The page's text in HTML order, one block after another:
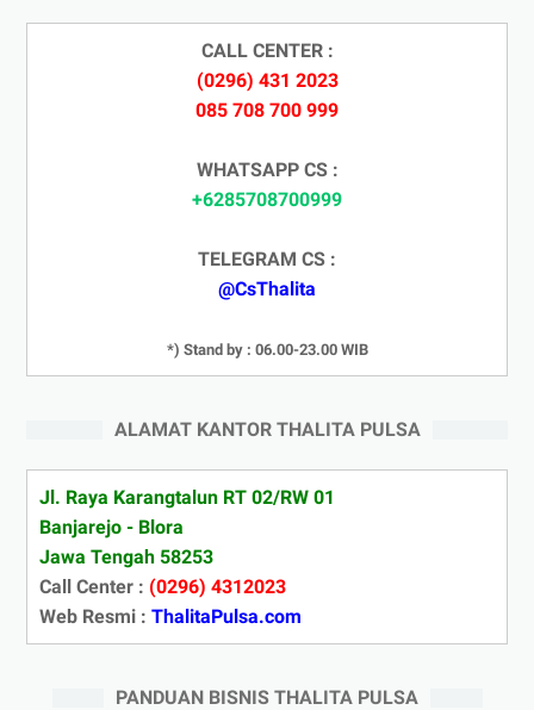
CALL CENTER :
(0296) 431 2023
085 708 700 999
WHATSAPP CS :
+6285708700999
TELEGRAM CS :
@CsThalita
*) Stand by : 06.00-23.00 WIB
ALAMAT KANTOR THALITA PULSA
Jl. Raya Karangtalun RT 02/RW 01
Banjarejo - Blora
Jawa Tengah 58253
Call Center : (0296) 4312023
Web Resmi : ThalitaPulsa.com
PANDUAN BISNIS THALITA PULSA